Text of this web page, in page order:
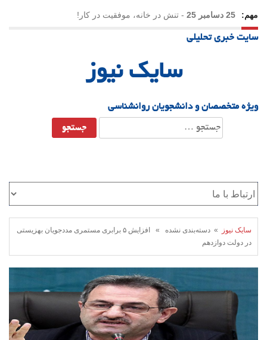
مهم: 25 دسامبر 25 - تنش در خانه، موفقیت در کار!
23 دسامبر 25
-یلدا؛ نماد تاب‌آوری اجتماعی در روزگار دشوار
سایت خبری تحلیلی
سایک نیوز
ویژه متخصصان و دانشجویان روانشناسی
جستجو
برای:
سایک نیوز
» دسته‌بندی نشده » افزایش ۵ برابری مستمری مددجویان بهزیستی
در دولت دوازدهم